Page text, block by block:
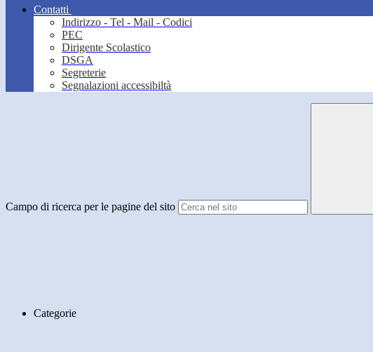
Contatti
Indirizzo - Tel - Mail - Codici
PEC
Dirigente Scolastico
DSGA
Segreterie
Segnalazioni accessibiltà
Campo di ricerca per le pagine del sito
Categorie